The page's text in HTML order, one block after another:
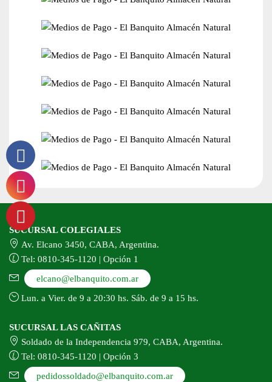
SUCURSAL COLEGIALES
Av. Elcano 3450, CABA, Argentina.
Tel: 0810-345-1120 | Opción 1
elcano@elbanquito.com.ar
Lun. a Vier. de 9 a 20:30 hs. Sáb. de 9 a 15 hs.
SUCURSAL LAS CAÑITAS
Soldado de la Independencia 979, CABA, Argentina.
Tel: 0810-345-1120 | Opción 3
pedidossoldado@elbanquito.com.ar